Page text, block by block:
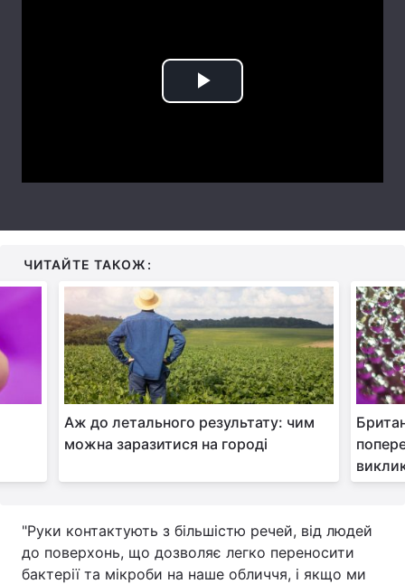
Тема оформлення
Play
ЧИТАЙТЕ ТАКОЖ:
Аж до летального результату: чим
можна заразитися на городі
"Руки контактують з більшістю речей, від людей
до поверхонь, що дозволяє легко переносити
бактерії та мікроби на наше обличчя, і якщо ми